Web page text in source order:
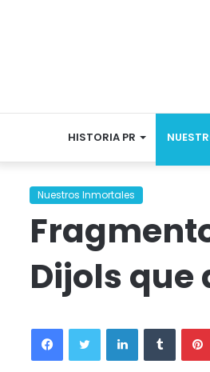
HISTORIA PR
Nuestros Inmortales
Dijols que
FacebookTwitter LinkedInTumblr